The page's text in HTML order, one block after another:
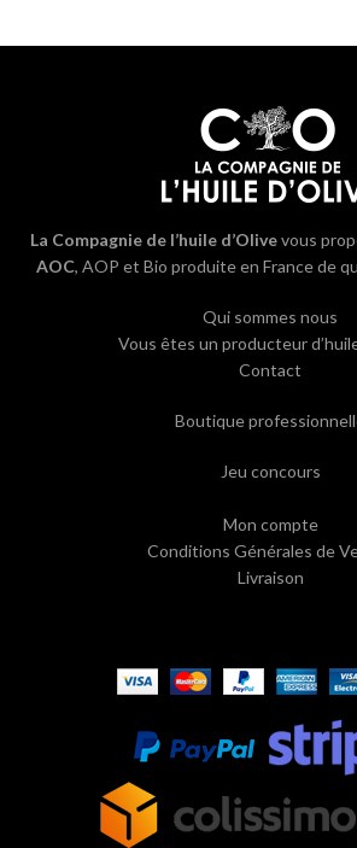
La Compagnie de l’huile d’Olivevous
AOC, AOP et Bio produite en France de
Qui sommes nous
Vous êtes un producteur d’huile
Contact
Boutique
Jeu concours
Mon compte
Conditions Générales de
Livraison